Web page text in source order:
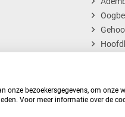
onze bezoekersgegevens, om onze
Voor meer informatie over de